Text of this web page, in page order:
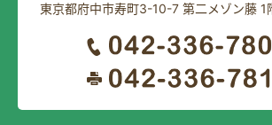
東京都府中市寿町3-10-7 第二メゾン藤 1